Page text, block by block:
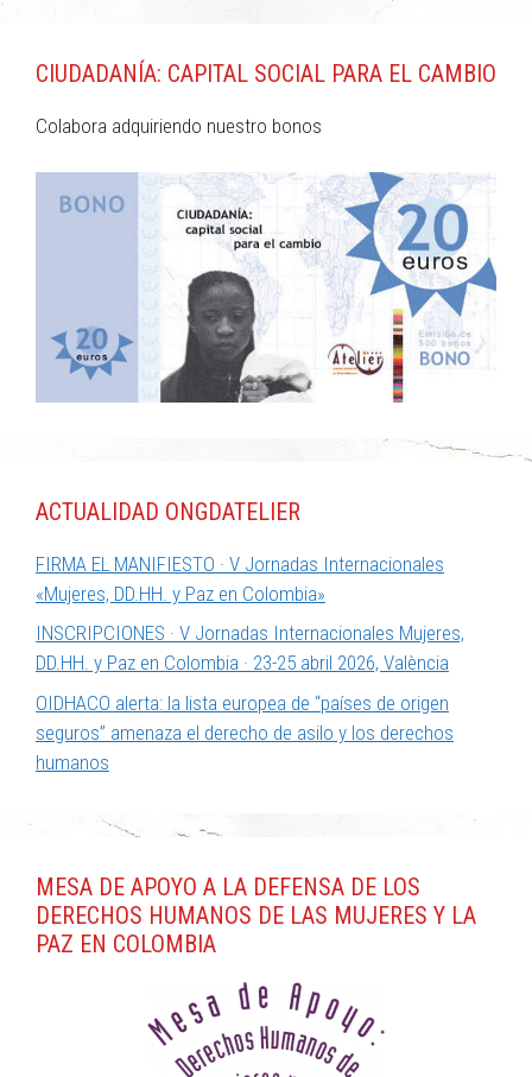
CIUDADANÍA: CAPITAL SOCIAL PARA EL CAMBIO
Colabora adquiriendo nuestro bonos
ACTUALIDAD ONGDATELIER
FIRMA EL MANIFIESTO · V Jornadas Internacionales
«Mujeres, DD.HH. y Paz en Colombia»
INSCRIPCIONES · V Jornadas Internacionales Mujeres,
DD.HH. y Paz en Colombia · 23-25 abril 2026, València
OIDHACO alerta: la lista europea de “países de origen
seguros” amenaza el derecho de asilo y los derechos
humanos
MESA DE APOYO A LA DEFENSA DE LOS
DERECHOS HUMANOS DE LAS MUJERES Y LA
PAZ EN COLOMBIA